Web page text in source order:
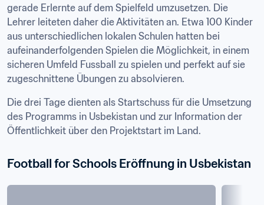
gerade Erlernte auf dem Spielfeld umzusetzen. Die
Lehrer leiteten daher die Aktivitäten an. Etwa 100 Kinder
aus unterschiedlichen lokalen Schulen hatten bei
aufeinanderfolgenden Spielen die Möglichkeit, in einem
sicheren Umfeld Fussball zu spielen und perfekt auf sie
zugeschnittene Übungen zu absolvieren.
Die drei Tage dienten als Startschuss für die Umsetzung
des Programms in Usbekistan und zur Information der
Öffentlichkeit über den Projektstart im Land.
Football for Schools Eröffnung in Usbekistan